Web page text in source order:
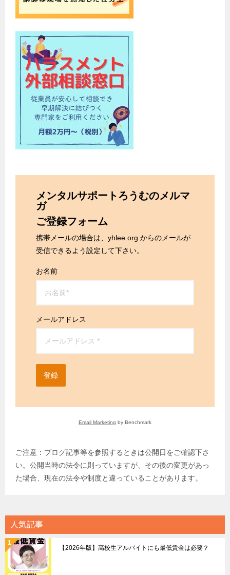
メンタルサポートろうむのメルマ
ガ
ご登録フォーム
携帯メールの場合は、yhlee.org からのメールが
受信できるよう設定して下さい。
お名前
メールアドレス
登録
Email Marketing by Benchmark
ご注意：ブログ記事等を参照するときは公開日をご確認下さ
い。公開当時の法令に則っていますが、その後の変更があっ
た場合、現在の法令や制度と違っていることがあります。
人気記事
【2026年版】高校生アルバイトにも最低賃金は必要？